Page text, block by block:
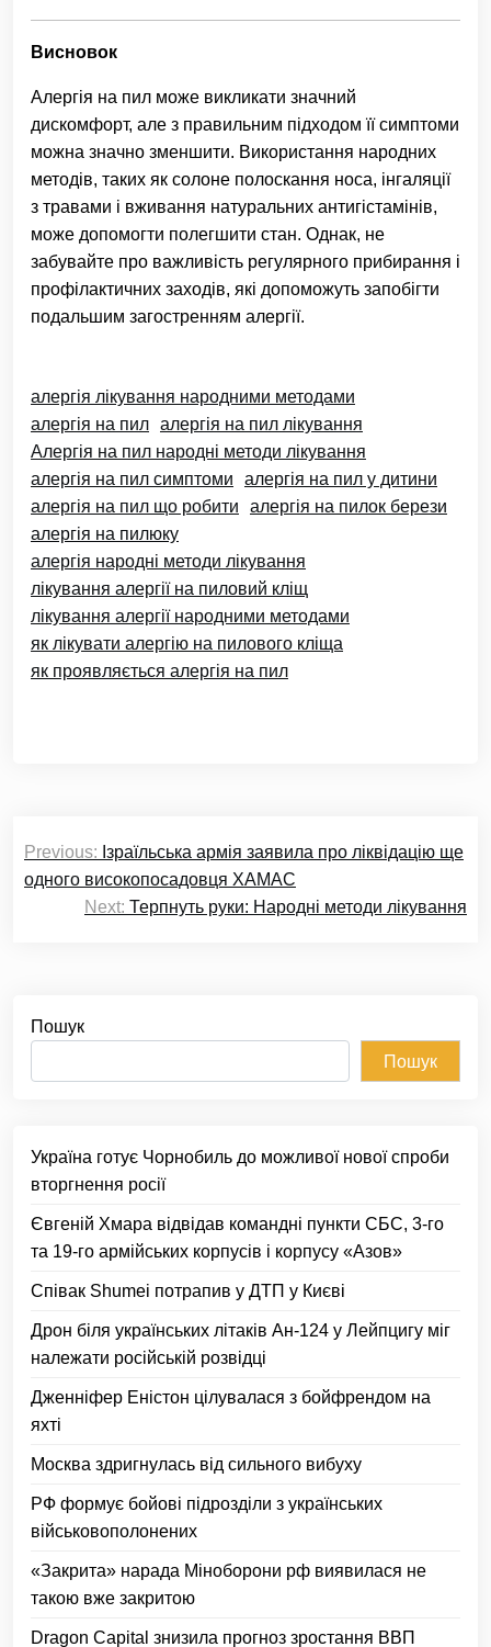
Висновок
Алергія на пил може викликати значний
дискомфорт, але з правильним підходом її симптоми
можна значно зменшити. Використання народних
методів, таких як солоне полоскання носа, інгаляції
з травами і вживання натуральних антигістамінів,
може допомогти полегшити стан. Однак, не
забувайте про важливість регулярного прибирання і
профілактичних заходів, які допоможуть запобігти
подальшим загостренням алергії.
алергія лікування народними методами
алергія на пил алергія на пил лікування
Алергія на пил народні методи лікування
алергія на пил симптоми
алергія на пил у дитини
алергія на пил що робити
алергія на пилок берези
алергія на пилюку
алергія народні методи лікування
лікування алергії на пиловий кліщ
лікування алергії народними методами
як лікувати алергію на пилового кліща
як проявляється алергія на пил
записів
Previous: Ізраїльська армія заявила про ліквідацію ще
одного високопосадовця ХАМАС
Next: Терпнуть руки: Народні методи лікування
Пошук
Пошук
Україна готує Чорнобиль до можливої нової спроби
вторгнення росії
Євгеній Хмара відвідав командні пункти СБС, 3-го
та 19-го армійських корпусів і корпусу «Азов»
Співак Shumei потрапив у ДТП у Києві
Дрон біля українських літаків Ан-124 у Лейпцигу міг
належати російській розвідці
Дженніфер Еністон цілувалася з бойфрендом на
яхті
Москва здригнулась від сильного вибуху
РФ формує бойові підрозділи з українських
військовополонених
«Закрита» нарада Міноборони рф виявилася не
такою вже закритою
Dragon Capital знизила прогноз зростання ВВП